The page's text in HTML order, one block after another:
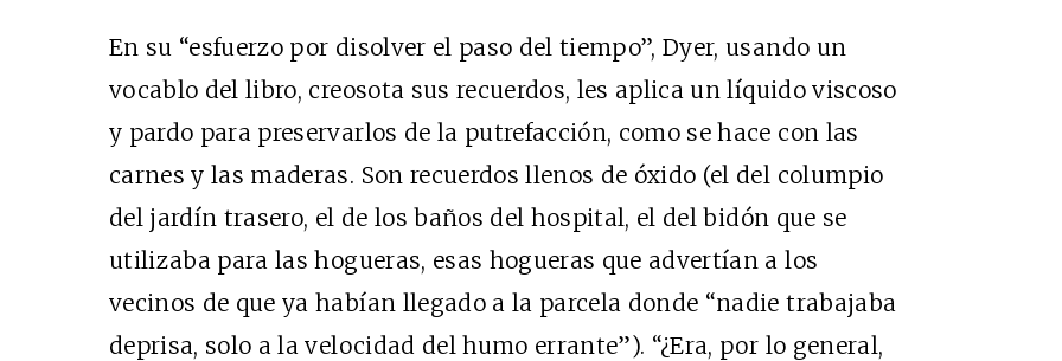
En su “esfuerzo por disolver el paso del tiempo”, Dyer, usando un
vocablo del libro, creosota sus recuerdos, les aplica un líquido viscoso
y pardo para preservarlos de la putrefacción, como se hace con las
carnes y las maderas. Son recuerdos llenos de óxido (el del columpio
del jardín trasero, el de los baños del hospital, el del bidón que se
utilizaba para las hogueras, esas hogueras que advertían a los
vecinos de que ya habían llegado a la parcela donde “nadie trabajaba
deprisa, solo a la velocidad del humo errante”). “¿Era, por lo general,